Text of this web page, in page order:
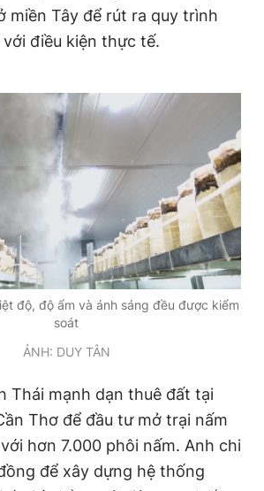
miền Tây để rút ra quy trình
điều kiện thực tế.
độ, độ ẩm và ánh sáng đều được kiểm
soát
ẢNH: DUY TÂN
Thái mạnh dạn thuê đất tại
Thơ để đầu tư mở trại nấm
hơn 7.000 phôi nấm. Anh chi
để xây dựng hệ thống